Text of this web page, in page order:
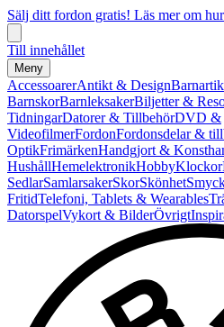
Sälj ditt fordon gratis! Läs mer om
Till innehållet
Meny
AccessoarerAntikt & Design
BarnskorBarnleksakerBiljetter &
TidningarDatorer & TillbehörDVD &
VideofilmerFordonFordonsdelar &
OptikFrimärkenHandgjort &
HushållHemelektronikHobbyKlockor
SedlarSamlarsakerSkorSkönhet
FritidTelefoni, Tablets & Wearables
DatorspelVykort & BilderÖvrigt